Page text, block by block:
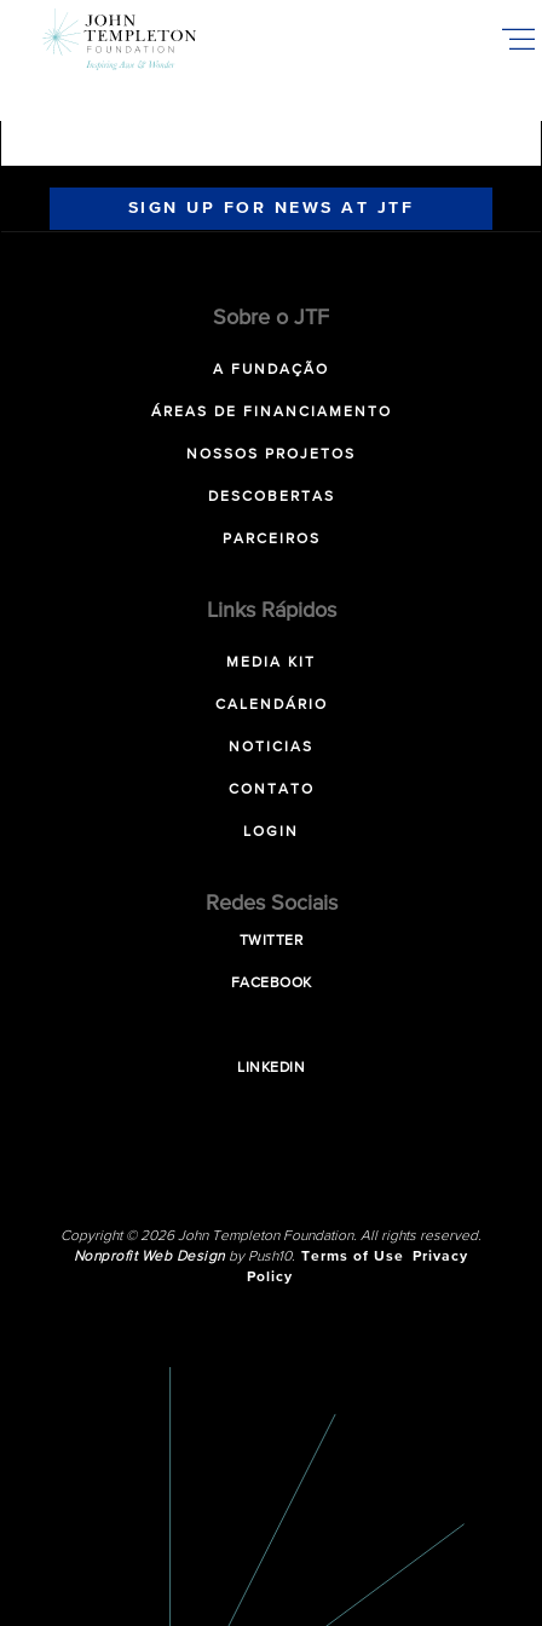
SIGN UP FOR NEWS AT JTF
Sobre o JTF
A FUNDAÇÃO
ÁREAS DE FINANCIAMENTO
NOSSOS PROJETOS
DESCOBERTAS
PARCEIROS
Links Rápidos
MEDIA KIT
CALENDÁRIO
NOTICIAS
CONTATO
LOGIN
Redes Sociais
TWITTER
FACEBOOK
LINKEDIN
Copyright © 2026 John Templeton Foundation. All rights reserved.
Nonprofit Web Designby Push10. Terms of Use
Privacy
Policy